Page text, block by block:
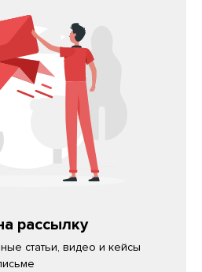
рассылку
статьи, видео и кейсы